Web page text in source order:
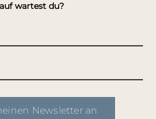
wartest du?
Newsletter an